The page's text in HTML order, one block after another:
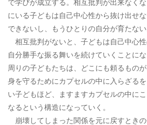
で学びが成立する。相互批判が出来なく
にいる子どもは自己中心性から抜け出せ
できないし、もうひとりの自分が育たない
相互批判がないと、子どもは自己中心性
自分勝手な振る舞いを続けていくことにな
周りの子どもたちは、どこにも頼るもの
身を守るためにカプセルの中に入らざる
い子どもほど、ますますカプセルの中に
なるという構造になっていく。
崩壊してしまった関係を元に戻すときの